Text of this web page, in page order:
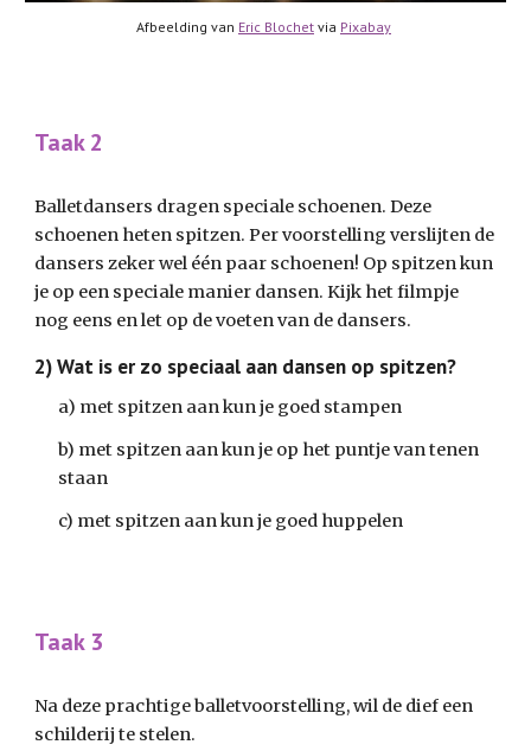
Afbeelding van Eric Blochet via Pixabay
Taak 2
Balletdansers dragen speciale schoenen. Deze
schoenen heten spitzen. Per voorstelling verslijten de
dansers zeker wel één paar schoenen! Op spitzen kun
je op een speciale manier dansen. Kijk het filmpje
nog eens en let op de voeten van de dansers.
2) Wat is er zo speciaal aan dansen op spitzen?
a) met spitzen aan kun je goed stampen
b) met spitzen aan kun je op het puntje van tenen
staan
c) met spitzen aan kun je goed huppelen
Taak 3
Na deze prachtige balletvoorstelling, wil de dief een
schilderij te stelen.